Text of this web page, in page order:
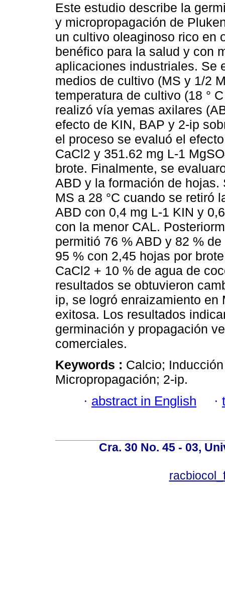
Este estudio describe la
y micropropagación de
un cultivo oleaginoso rico en
benéfico para la salud y con
aplicaciones industriales. Se
medios de cultivo (MS y 1/2
temperatura de cultivo (18 °
realizó vía yemas axilares
efecto de KIN, BAP y 2-ip
el proceso se evaluó el
CaCl2 y 351.62 mg L-1
brote. Finalmente, se
ABD y la formación de
MS a 28 °C cuando se retiró
ABD con 0,4 mg L-1 KIN y
con la menor CAL.
permitió 76 % ABD y 82 %
95 % con 2,45 hojas por
CaCl2 + 10 % de agua de
resultados se obtuvieron
ip, se logró enraizamiento
exitosa. Los resultados
germinación y propagación
comerciales.
Keywords : Calcio;
Micropropagación; 2-ip.
· abstract in English ·
Cra. 30 No. 45 - 03,